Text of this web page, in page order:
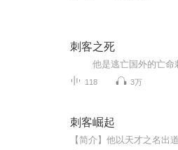
刺客之死
118 3万
刺客崛起